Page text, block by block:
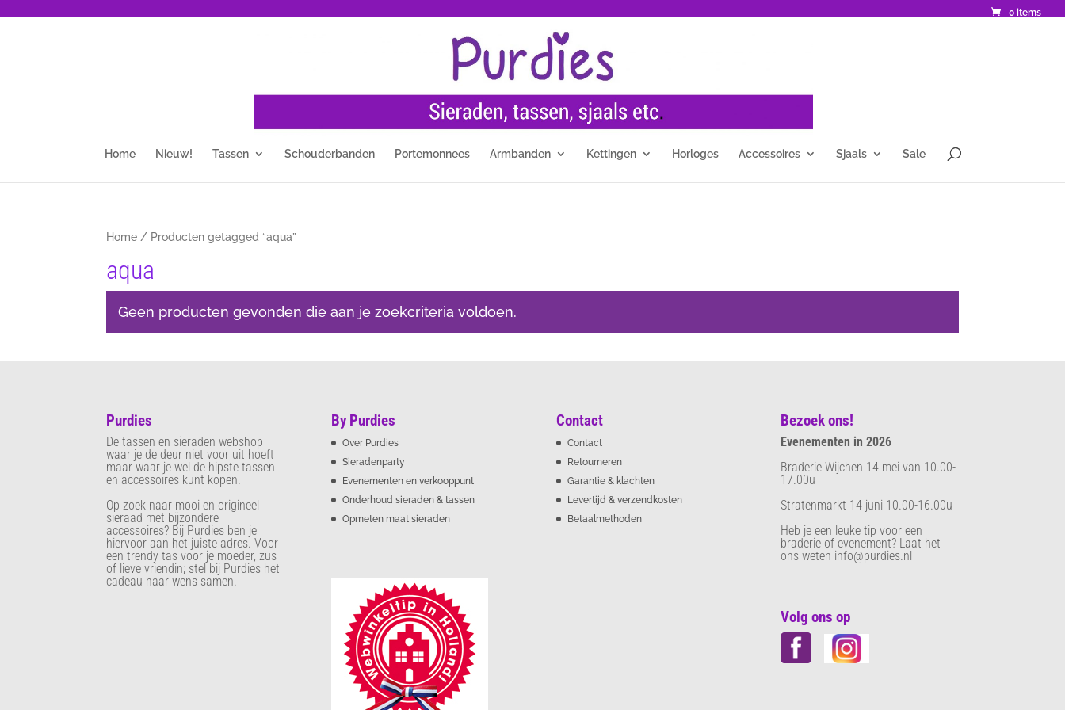
0 items
Home Nieuw! Tassen Schouderbanden Portemonnees Armbanden Kettingen Horloges Accessoires Sjaals Sale
Home / Producten getagged “aqua”
aqua
Geen producten gevonden die aan je zoekcriteria voldoen.
Purdies
De tassen en sieraden webshop
waar je de deur niet voor uit hoeft
maar waar je wel de hipste tassen
en accessoires kunt kopen.
Op zoek naar mooi en origineel
sieraad met bijzondere
accessoires? Bij Purdies ben je
hiervoor aan het juiste adres. Voor
een trendy tas voor je moeder, zus
of lieve vriendin; stel bij Purdies het
cadeau naar wens samen.
By Purdies
Over Purdies
Sieradenparty
Evenementen en verkooppunt
Onderhoud sieraden & tassen
Opmeten maat sieraden
Contact
Contact
Retourneren
Garantie & klachten
Levertijd & verzendkosten
Betaalmethoden
Bezoek ons!
Evenementen in 2026
Braderie Wijchen 14 mei van 10.00-
17.00u
Stratenmarkt 14 juni 10.00-16.00u
Heb je een leuke tip voor een
braderie of evenement? Laat het
ons weten info@purdies.nl
Volg ons op